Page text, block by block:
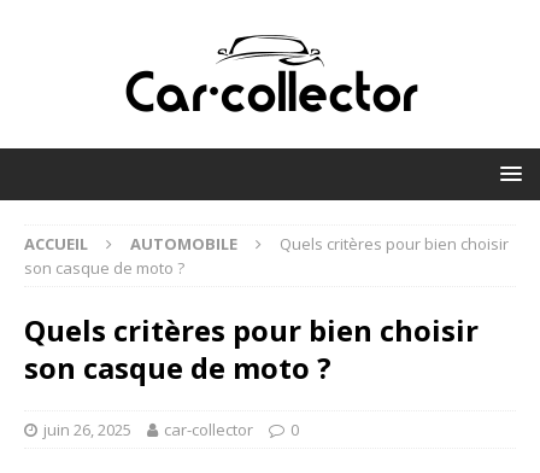
ACCUEIL AUTOMOBILE
Quels critères pour bien choisir
son casque de moto ?
Quels critères pour bien choisir
son casque de moto ?
juin 26, 2025 car-collector 0